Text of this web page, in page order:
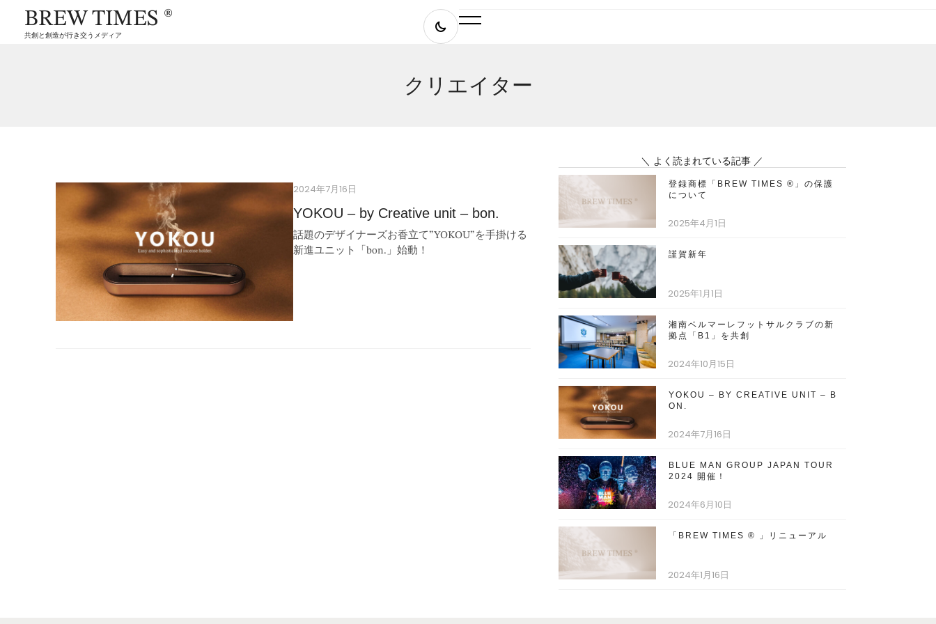
BREW TIMES ®
共創と創造が行き交うメディア
クリエイター
2024年7月16日
YOKOU – by Creative unit – bon.
話題のデザイナーズお香立て”YOKOU”を手掛ける
新進ユニット「bon.」始動！
＼ よく読まれている記事 ／
登録商標「BREW TIMES ®︎」の保護
について
2025年4月1日
謹賀新年
2025年1月1日
湘南ベルマーレフットサルクラブの新
拠点「B1」を共創
2024年10月15日
YOKOU – BY CREATIVE UNIT – B
ON.
2024年7月16日
BLUE MAN GROUP JAPAN TOUR
2024 開催！
2024年6月10日
「BREW TIMES ® 」リニューアル
2024年1月16日